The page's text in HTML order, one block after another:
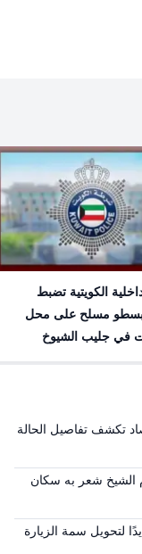
الكويتية تضبط
بسطو مسلح على محل
في جليب الشيوخ
الأرصاد تكشف تفاصيل الحالة
شرق شرم الشيخ شعر به سكان
لتحويل سمة الزيارة